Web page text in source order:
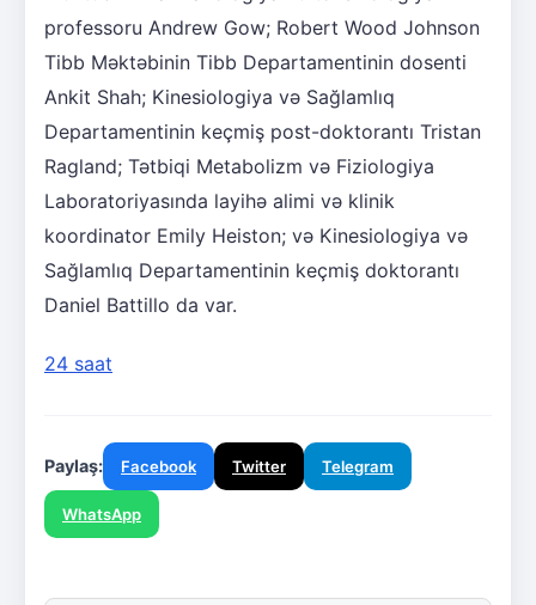
professoru Andrew Gow; Robert Wood Johnson
Tibb Məktəbinin Tibb Departamentinin dosenti
Ankit Shah; Kinesiologiya və Sağlamlıq
Departamentinin keçmiş post-doktorantı Tristan
Ragland; Tətbiqi Metabolizm və Fiziologiya
Laboratoriyasında layihə alimi və klinik
koordinator Emily Heiston; və Kinesiologiya və
Sağlamlıq Departamentinin keçmiş doktorantı
Daniel Battillo da var.
24 saat
Paylaş: Facebook Twitter Telegram
WhatsApp